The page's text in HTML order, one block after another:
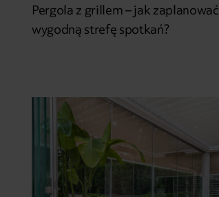
Pergola z grillem – jak zaplanować
wygodną strefę spotkań?